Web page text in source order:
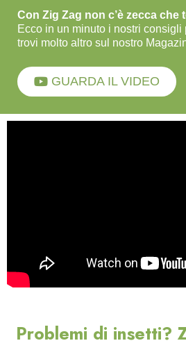
Con Zig Zag non c’è zecca che
Ecco in un minuto i nostri consigli
trovi molto altro sul nostro
GUARDA IL VIDEO
Problemi di insetti?